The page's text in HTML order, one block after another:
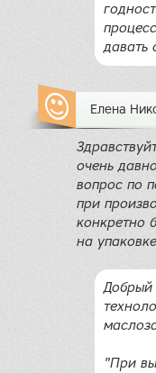
давать
Елена
очень
вопрос по
при
конкретно
на
Добрый
"При